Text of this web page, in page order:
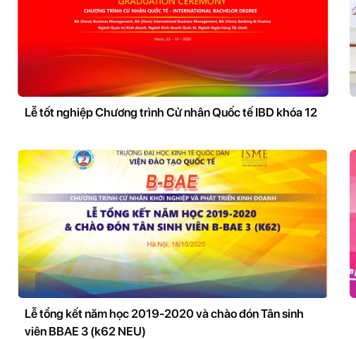
Lễ tốt nghiệp Chương trình Cử nhân Quốc tế IBD khóa 12
Lễ tổng kết năm học 2019-2020 và chào đón Tân sinh
viên BBAE 3 (k62 NEU)